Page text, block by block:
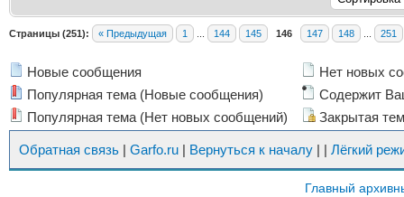
Страницы (251): « Предыдущая 1 144 145 146 147 148 251
Новые сообщения
Популярная тема (Новые сообщения)
Популярная тема (Нет новых сообщений)
Нет новых
Содержит
Закрытая
Обратная связь | Garfo.ru | Вернуться к началу | | Лёгкий
Главный